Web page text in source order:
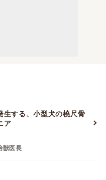
生する、小型犬の橈尺骨
ア
獣医長